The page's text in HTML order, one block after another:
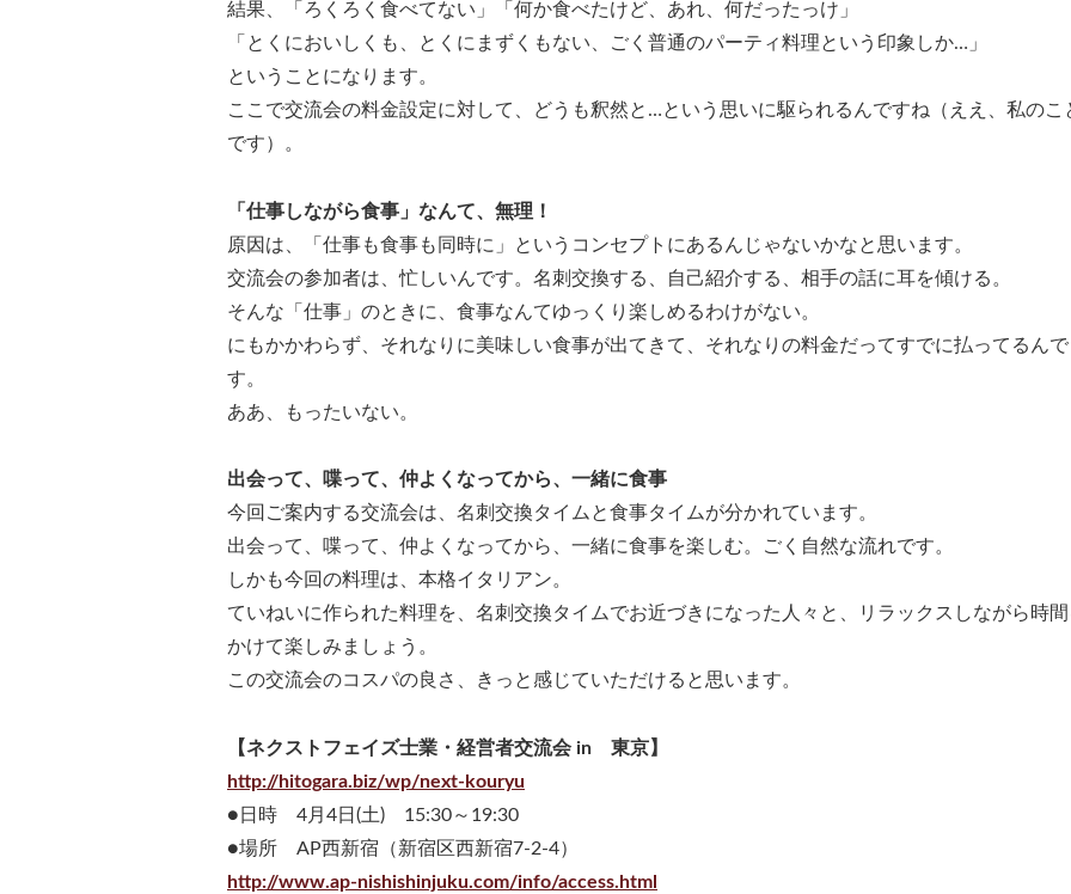
結果、「ろくろく食べてない」「何か食べたけど、あれ、何だったっけ」
「とくにおいしくも、とくにまずくもない、ごく普通のパーティ料理という印象しか…」
ということになります。
ここで交流会の料金設定に対して、どうも釈然と…という思いに駆られるんですね（ええ、私のこ
です）。
「仕事しながら食事」なんて、無理！
原因は、「仕事も食事も同時に」というコンセプトにあるんじゃないかなと思います。
交流会の参加者は、忙しいんです。名刺交換する、自己紹介する、相手の話に耳を傾ける。
そんな「仕事」のときに、食事なんてゆっくり楽しめるわけがない。
にもかかわらず、それなりに美味しい食事が出てきて、それなりの料金だってすでに払ってるんで
す。
ああ、もったいない。
出会って、喋って、仲よくなってから、一緒に食事
今回ご案内する交流会は、名刺交換タイムと食事タイムが分かれています。
出会って、喋って、仲よくなってから、一緒に食事を楽しむ。ごく自然な流れです。
しかも今回の料理は、本格イタリアン。
ていねいに作られた料理を、名刺交換タイムでお近づきになった人々と、リラックスしながら時
かけて楽しみましょう。
この交流会のコスパの良さ、きっと感じていただけると思います。
【ネクストフェイズ士業・経営者交流会 in 東京】
http://hitogara.biz/wp/next-kouryu
●日時 4月4日(土) 15:30～19:30
●場所 AP西新宿（新宿区西新宿7-2-4）
http://www.ap-nishishinjuku.com/info/access.html